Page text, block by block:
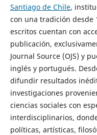
Santiago de Chile,
con una tradición desde
escritos cuentan con
publicación,
Journal Source (OJS) y
inglés y portugués.
difundir resultados
investigaciones
ciencias sociales con
interdisciplinarios,
políticas, artísticas,